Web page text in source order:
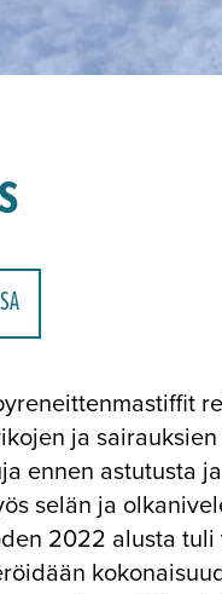
ja
ennen astutusta
selän ja
2022 alusta